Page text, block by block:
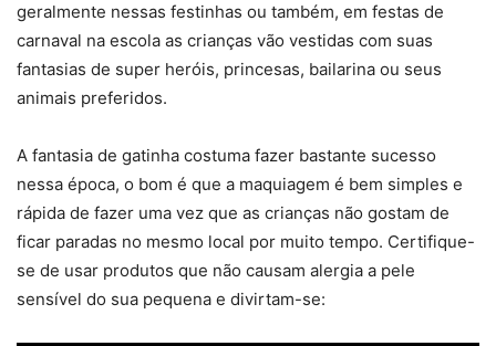
geralmente nessas festinhas ou também, em festas de
carnaval na escola as crianças vão vestidas com suas
fantasias de super heróis, princesas, bailarina ou seus
animais preferidos.
A fantasia de gatinha costuma fazer bastante sucesso
nessa época, o bom é que a maquiagem é bem simples e
rápida de fazer uma vez que as crianças não gostam de
ficar paradas no mesmo local por muito tempo. Certifique-
se de usar produtos que não causam alergia a pele
sensível do sua pequena e divirtam-se: